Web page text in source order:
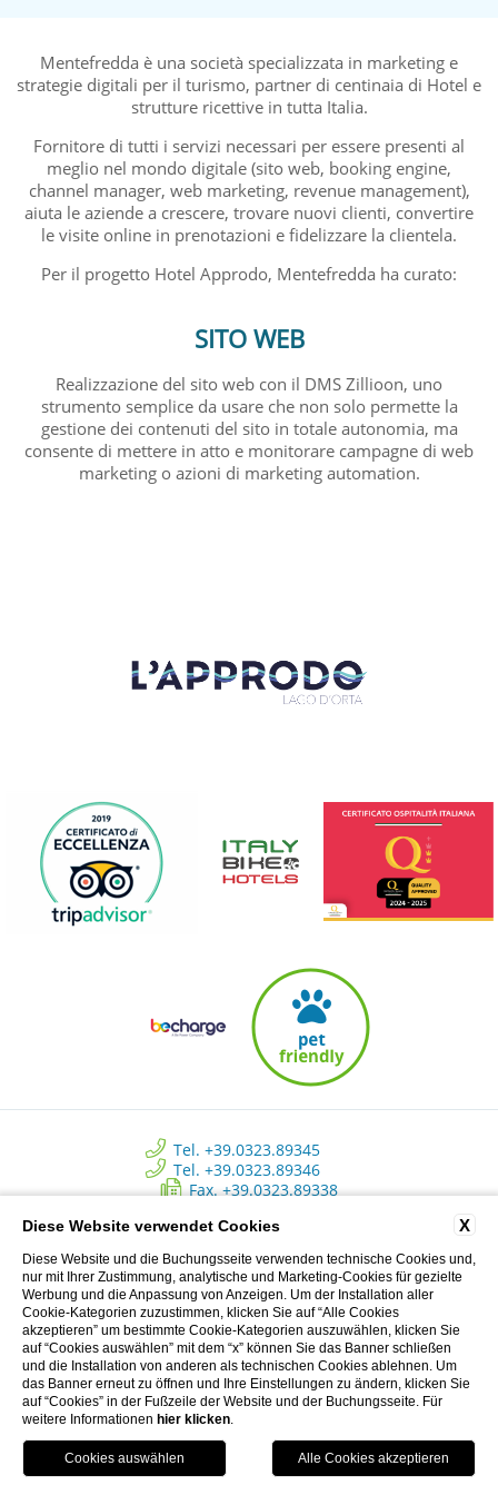
Mentefredda è una società specializzata in marketing e
strategie digitali per il turismo, partner di centinaia di Hotel e
strutture ricettive in tutta Italia.
Fornitore di tutti i servizi necessari per essere presenti al
meglio nel mondo digitale (sito web, booking engine,
channel manager, web marketing, revenue management),
aiuta le aziende a crescere, trovare nuovi clienti, convertire
le visite online in prenotazioni e fidelizzare la clientela.
Per il progetto Hotel Approdo, Mentefredda ha curato:
SITO WEB
Realizzazione del sito web con il DMS Zillioon, uno
strumento semplice da usare che non solo permette la
gestione dei contenuti del sito in totale autonomia, ma
consente di mettere in atto e monitorare campagne di web
marketing o azioni di marketing automation.
Tel. +39.0323.89345
Tel. +39.0323.89346
Fax. +39.0323.89338
Hotel L’Approdo - New Energy Srl - C.so Roma, 80 - Pettenasco (NO)
Italy | Registro delle imprese di Novara - N. REA NO 223534 - Capitale
sociale versato € 10.500 - P.I. 02233690037
Privacy Clienti
CREDITS: MENTEFREDDA - WEB MARKETING TURISTICO
Accessibility
X
Diese Website verwendet Cookies
Diese Website und die Buchungsseite verwenden technische Cookies und,
nur mit Ihrer Zustimmung, analytische und Marketing-Cookies für gezielte
Werbung und die Anpassung von Anzeigen. Um der Installation aller
Cookie-Kategorien zuzustimmen, klicken Sie auf “Alle Cookies
akzeptieren” um bestimmte Cookie-Kategorien auszuwählen, klicken Sie
auf “Cookies auswählen” mit dem “x” können Sie das Banner schließen
und die Installation von anderen als technischen Cookies ablehnen. Um
das Banner erneut zu öffnen und Ihre Einstellungen zu ändern, klicken Sie
auf “Cookies” in der Fußzeile der Website und der Buchungsseite. Für
weitere Informationen hier klicken.